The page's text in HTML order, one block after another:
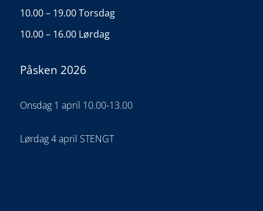
10.00 – 19.00 Torsdag
10.00 – 16.00 Lørdag
Påsken 2026
Onsdag 1 april 10.00-13.00
Lørdag 4 april STENGT